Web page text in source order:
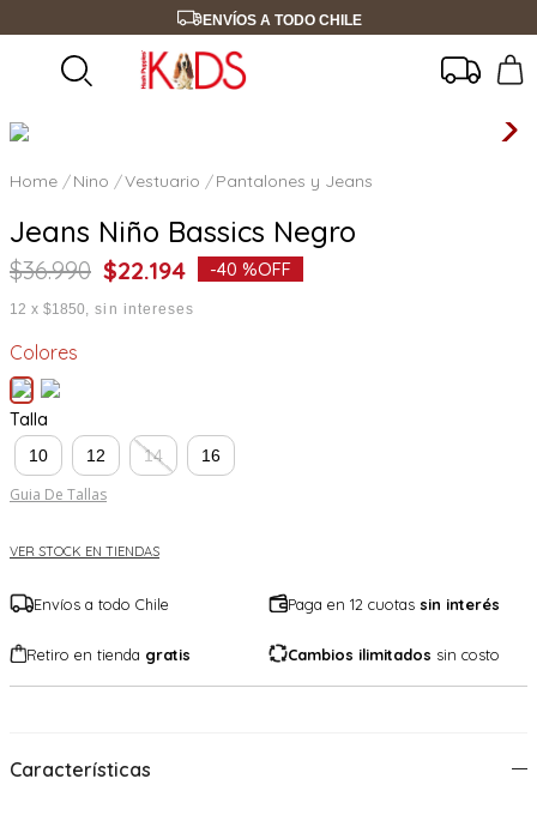
ENVÍOS A TODO CHILE
Nino Vestuario Pantalones y Jeans
Jeans Niño Bassics Negro
$36.990 $22.194 -40 %OFF
12 x $1850 sin intereses
Colores
Talla
10 12 14 16
Guia De Tallas
VER STOCK EN TIENDAS
Envíos a todo Chile Paga en 12 cuotas sin interés
Retiro en tienda gratis Cambios ilimitados sin costo
Características